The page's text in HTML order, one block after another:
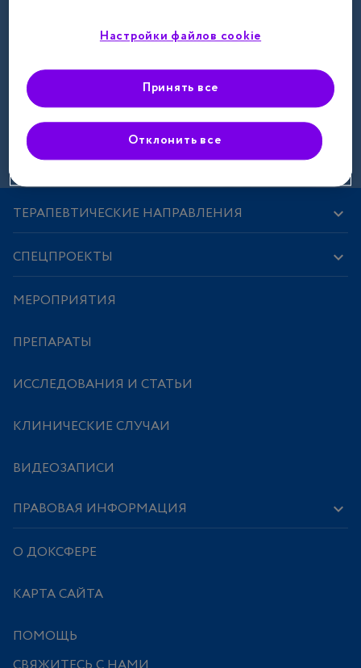
Зарегистрироваться
ТЕРАПЕВТИЧЕСКИЕ НАПРАВЛЕНИЯ
СПЕЦПРОЕКТЫ
МЕРОПРИЯТИЯ
ПРЕПАРАТЫ
ИССЛЕДОВАНИЯ И СТАТЬИ
КЛИНИЧЕСКИЕ СЛУЧАИ
ВИДЕОЗАПИСИ
ПРАВОВАЯ ИНФОРМАЦИЯ
О ДОКСФЕРЕ
КАРТА САЙТА
ПОМОЩЬ
Настройки файлов cookie
Отклонить все
Принять все